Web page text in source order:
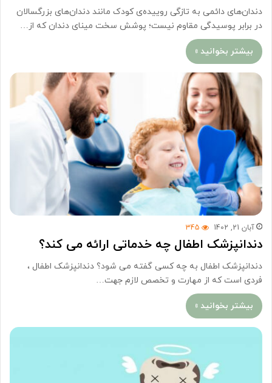
دندان‌های دائمی به تازگی روییده‌ی کودک مانند دندان‌های بزرگسالان
در برابر پوسیدگی مقاوم نیست؛ پوشش سخت مینای دندان که از…
بیشتر بخوانید »
آبان 21, 1402 345
دندانپزشک اطفال چه خدماتی ارائه می کند؟
دندانپزشک اطفال به چه کسی گفته می شود؟ دندانپزشک اطفال ،
فردی است که از مهارت و تخصص لازم جهت…
بیشتر بخوانید »